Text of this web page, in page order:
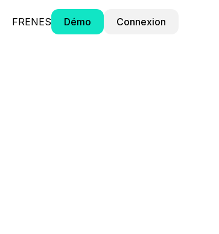
FRENES Démo Connexion